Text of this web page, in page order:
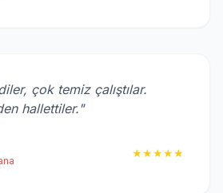
çok temiz çalıştılar.
hallettiler."
★★★★★